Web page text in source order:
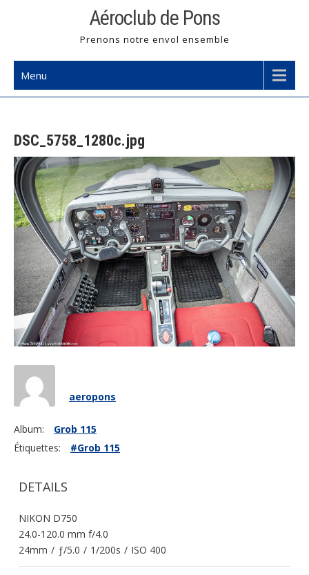
Aéroclub de Pons
Prenons notre envol ensemble
Menu
DSC_5758_1280c.jpg
aeropons
Album:
Grob 115
Étiquettes:
#Grob 115
DETAILS
NIKON D750
24.0-120.0 mm f/4.0
24mm / ƒ/5.0 / 1/200s / ISO 400